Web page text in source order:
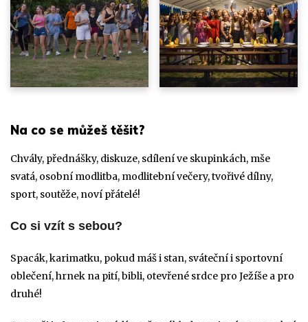
Na co se můžeš těšit?
Chvály, přednášky, diskuze, sdílení ve skupinkách, mše
svatá, osobní modlitba, modlitební večery, tvořivé dílny,
sport, soutěže, noví přátelé!
Co si vzít s sebou?
Spacák, karimatku, pokud máš i stan, sváteční i sportovní
oblečení, hrnek na pití, bibli, otevřené srdce pro Ježíše a pro
druhé!